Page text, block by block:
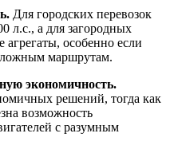
Для городских перевозок
л.с., а для загородных
особенно если
маршрутам.
экономичность.
решений, тогда как
возможность
с разумным